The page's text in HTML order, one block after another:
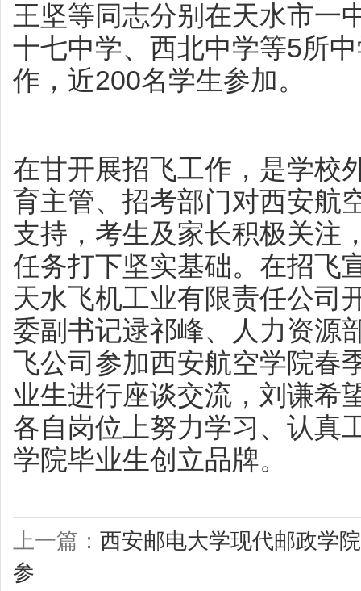
王坚等同志分别在天水市一
十七中学、西北中学等5所
作，近200名学生参加。
在甘开展招飞工作，是学校
育主管、招考部门对西安航
支持，考生及家长积极关注
任务打下坚实基础。在招飞
天水飞机工业有限责任公司
委副书记逯祁峰、人力资源
飞公司参加西安航空学院春
业生进行座谈交流，刘谦希
各自岗位上努力学习、认真
学院毕业生创立品牌。
上一篇： 西安邮电大学现代邮政学
参